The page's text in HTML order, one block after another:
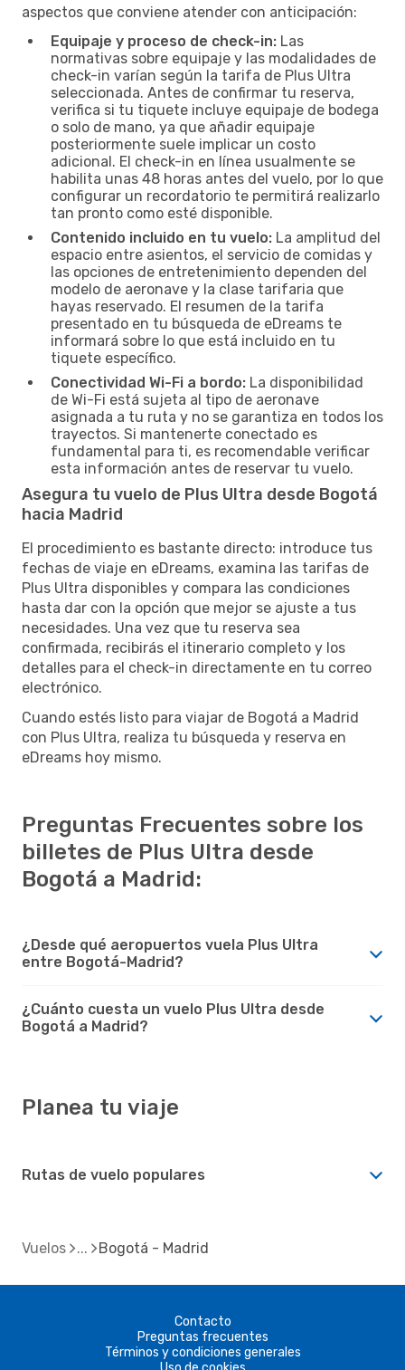
aspectos que conviene atender con anticipación:
Equipaje y proceso de check-in: Las
normativas sobre equipaje y las modalidades de
check-in varían según la tarifa de Plus Ultra
seleccionada. Antes de confirmar tu reserva,
verifica si tu tiquete incluye equipaje de bodega
o solo de mano, ya que añadir equipaje
posteriormente suele implicar un costo
adicional. El check-in en línea usualmente se
habilita unas 48 horas antes del vuelo, por lo que
configurar un recordatorio te permitirá realizarlo
tan pronto como esté disponible.
Contenido incluido en tu vuelo: La amplitud del
espacio entre asientos, el servicio de comidas y
las opciones de entretenimiento dependen del
modelo de aeronave y la clase tarifaria que
hayas reservado. El resumen de la tarifa
presentado en tu búsqueda de eDreams te
informará sobre lo que está incluido en tu
tiquete específico.
Conectividad Wi-Fi a bordo: La disponibilidad
de Wi-Fi está sujeta al tipo de aeronave
asignada a tu ruta y no se garantiza en todos los
trayectos. Si mantenerte conectado es
fundamental para ti, es recomendable verificar
esta información antes de reservar tu vuelo.
Asegura tu vuelo de Plus Ultra desde Bogotá
hacia Madrid
El procedimiento es bastante directo: introduce tus
fechas de viaje en eDreams, examina las tarifas de
Plus Ultra disponibles y compara las condiciones
hasta dar con la opción que mejor se ajuste a tus
necesidades. Una vez que tu reserva sea
confirmada, recibirás el itinerario completo y los
detalles para el check-in directamente en tu correo
electrónico.
Cuando estés listo para viajar de Bogotá a Madrid
con Plus Ultra, realiza tu búsqueda y reserva en
eDreams hoy mismo.
Preguntas Frecuentes sobre los
billetes de Plus Ultra desde
Bogotá a Madrid:
¿Desde qué aeropuertos vuela Plus Ultra
entre Bogotá-Madrid?
¿Cuánto cuesta un vuelo Plus Ultra desde
Bogotá a Madrid?
Planea tu viaje
Rutas de vuelo populares
Vuelos Bogotá - Madrid
Contacto
Preguntas frecuentes
Términos y condiciones generales